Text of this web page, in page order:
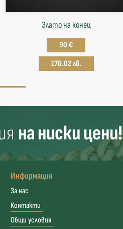
Злато на конец
90 €
176.02 лв.
на ниски цени!
Информация
За нас
Контакти
Общи условия